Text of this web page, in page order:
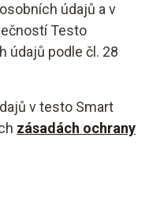
údajů a v
Testo
údajů podle čl. 28
v testo Smart
zásadách ochrany